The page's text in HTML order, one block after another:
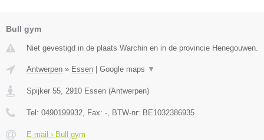
Bull gym
Niet gevestigd in de plaats Warchin en in de provincie Henegouwen.
Antwerpen » Essen Google maps ▼
Spijker 55, 2910 Essen (Antwerpen)
Tel: 0490199932, Fax: -, BTW-nr: BE1032386935
E-mail › Bull gym